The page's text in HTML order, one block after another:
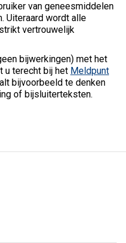
van geneesmiddelen
Uiteraard wordt alle
vertrouwelijk
bijwerkingen) met het
u terecht bij het Meldpunt
bijvoorbeeld te denken
of bijsluiterteksten.